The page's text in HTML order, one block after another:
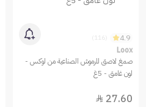
4.9
Loox
صمغ لاصق للرموش الصناعية من لوكس -
لون غامق - 5غ
27.60
